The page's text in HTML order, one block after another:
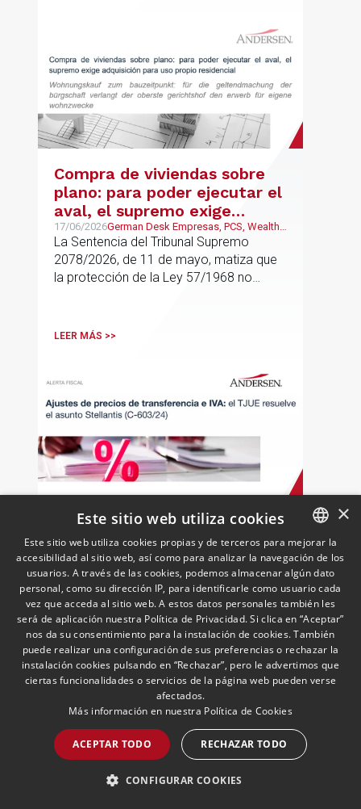
Compra de viviendas sobre
plano: para poder ejecutar el
aval, el supremo exige
adquisición para uso propio
residencial
17/06/2026German Desk Empresas, PCS, Wealth
Management & Family Business
La Sentencia del Tribunal Supremo
2078/2026, de 11 de mayo, matiza que
la protección de la Ley 57/1968 no
domicilio o residencia personal
LEER MÁS >>
Ajustes de precios de
transferencia e IVA: el TJUE
resuelve el asunto Stellantis
(C-603/24)
09/06/2026Fiscal
El pasado 13 de mayo de 2026, el
Tribunal de Justicia de la Unión Europea
("TJUE") dictó sentencia en el asunto C-
603/24, Stellantis Portugal, abordando
una de las cuestiones más frecuentes en
la fiscalidad de los grupos
multinacionales: la posible incidencia en
el IVA de los ajustes de precios de
transferencia pactados entre entidades
vinculadas
LEER MÁS >>
SPANISH
ENGLISH
PORTUGUESE
×
Este sitio web utiliza cookies
Este sitio web utiliza cookies propias y de terceros para mejorar la
accesibilidad al sitio web, así como para analizar la navegación de los
usuarios. A través de las cookies, podemos almacenar algún dato
personal, como su dirección IP, para identificarle como usuario cada
vez que acceda al sitio web. A estos datos personales también les
será de aplicación nuestra Política de Privacidad. Si clica en “Aceptar”
nos da su consentimiento para la instalación de cookies. También
puede realizar una configuración de sus preferencias o rechazar la
instalación cookies pulsando en “Rechazar”, pero le advertimos que
ciertas funcionalidades o servicios de la página web pueden verse
afectados.
Más información en nuestra Política de Cookies
ACEPTAR TODO RECHAZAR TODO
CONFIGURAR COOKIES